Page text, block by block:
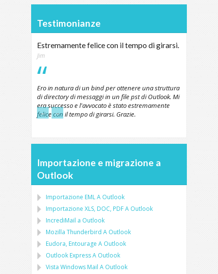
Testimonianze
Estremamente felice con il tempo di girarsi.
Jim
Ero in natura di un bind per ottenere una struttura
di directory di messaggi in un file pst di Outlook. Mi
era successo e l'avvocato è stato estremamente
felice con il tempo di girarsi. Grazie.
← →
Importazione e migrazione a
Outlook
Importazione EMLA Outlook
Importazione XLS, DOC, PDFA Outlook
IncrediMail a Outlook
Mozilla Thunderbird A Outlook
Eudora, Entourage A Outlook
Outlook ExpressA Outlook
Vista Windows Mail A Outlook